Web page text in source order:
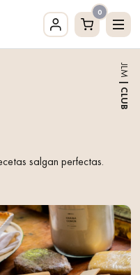
0
JLM
| CLUB
salgan perfectas.